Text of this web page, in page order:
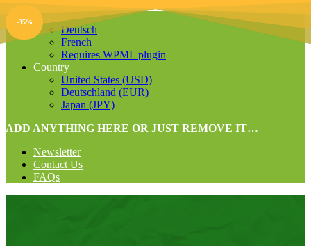
English
Deutsch
French
Requires WPML plugin
Country
United States (USD)
Deutschland (EUR)
Japan (JPY)
ADD ANYTHING HERE OR JUST REMOVE IT…
Newsletter
Contact Us
FAQs
-35%